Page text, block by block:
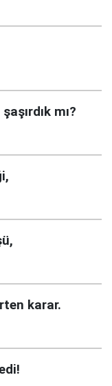
mı?
karar.